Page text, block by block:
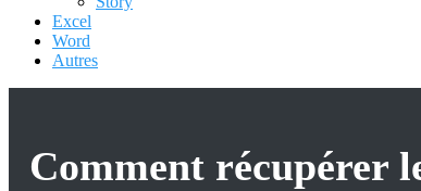
Excel
Word
Autres
Comment récupérer